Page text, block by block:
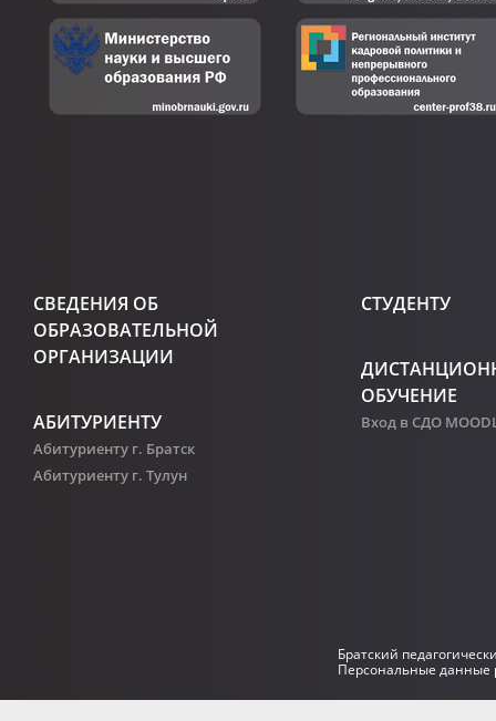
СВЕДЕНИЯ ОБ
ОБРАЗОВАТЕЛЬНОЙ
ОРГАНИЗАЦИИ
АБИТУРИЕНТУ
Абитуриенту г. Братск
Абитуриенту г. Тулун
СТУДЕНТУ
ОБУЧЕНИЕ
Вход в СДО
Братский
Персональные данные